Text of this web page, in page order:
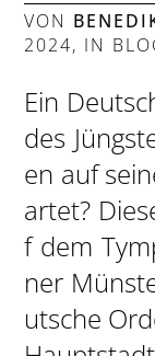
VON
2024, IN
Ein
des
en auf
artet?
f dem
ner
utsche